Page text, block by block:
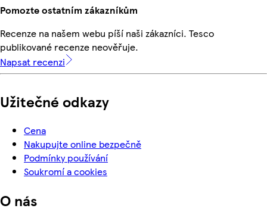
Pomozte ostatním zákazníkům
Recenze na našem webu píší naši zákazníci. Tesco
publikované recenze neověřuje.
Napsat recenzi
Užitečné odkazy
Cena
Nakupujte online bezpečně
Podmínky používání
Soukromí a cookies
O nás